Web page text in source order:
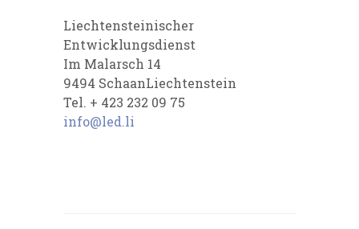
Liechtensteinischer
Entwicklungsdienst
Im Malarsch 14
9494 SchaanLiechtenstein
Tel. + 423 232 09 75
info@led.li